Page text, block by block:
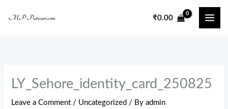
₹0.00
LY_Sehore_identity_card_250825
Leave a Comment / Uncategorized / Byadmin